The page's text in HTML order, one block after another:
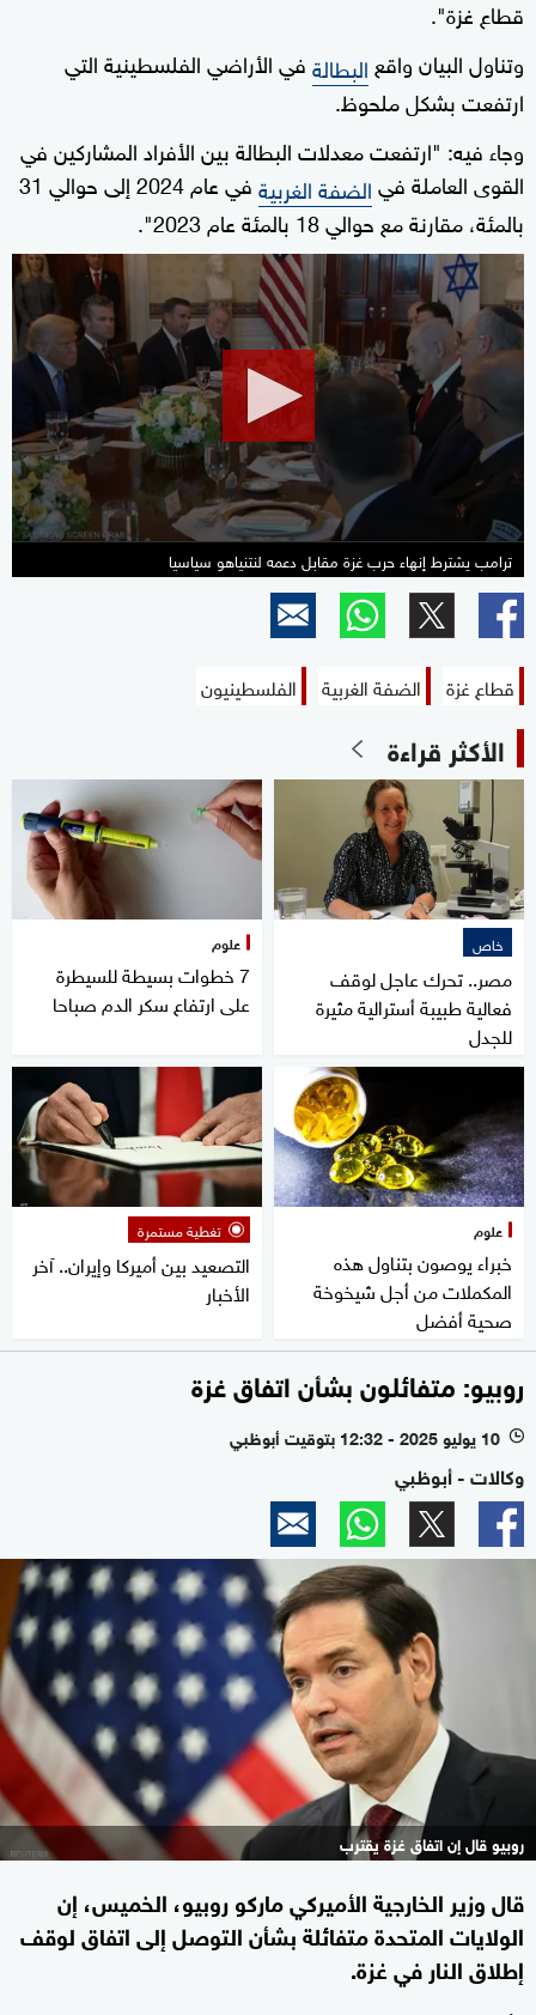
قطاع غزة".
وتناول البيان واقع البطالةفي الأراضي الفلسطينية التي
ارتفعت بشكل ملحوظ.
وجاء فيه: "ارتفعت معدلات البطالة بين الأفراد المشاركين في
القوى العاملة فيالضفة الغربية
في عام 2024 إلى حوالي 31
بالمئة، مقارنة مع حوالي 18 بالمئة عام 2023".
0
of
2
minutes,
seconds
ترامب يشترط إنهاء حرب غزة مقابل دعمه لنتنياهو سياسيا
قطاع غزة الضفة الغربية الفلسطينيون
الأكثر قراءة
خاص
مصر.. تحرك عاجل لوقف
فعالية طبيبة أسترالية مثيرة
للجدل
علوم
7 خطوات بسيطة للسيطرة
على ارتفاع سكر الدم صباحا
علوم
خبراء يوصون بتناول هذه
المكملات من أجل شيخوخة
صحية أفضل
تغطية مستمرة
التصعيد بين أميركا وإيران.. آخر
الأخبار
روبيو: متفائلون بشأن اتفاق غزة
l 10 يوليو 2025 - 12:32 بتوقيت أبوظبي
وكالات - أبوظبي
روبيو قال إن اتفاق غزة يقترب
قال وزير الخارجية الأميركي ماركو روبيو، الخميس، إن
الولايات المتحدة متفائلة بشأن التوصل إلى اتفاق لوقف
إطلاق النار في غزة.